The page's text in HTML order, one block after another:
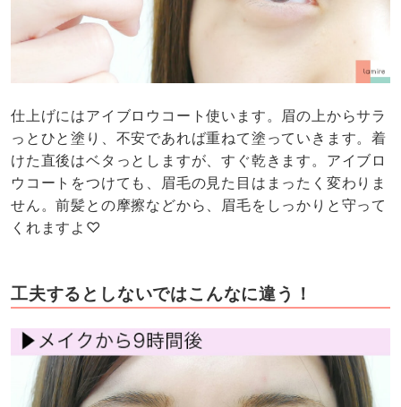
仕上げにはアイブロウコート使います。眉の上からサラ
っとひと塗り、不安であれば重ねて塗っていきます。着
けた直後はベタっとしますが、すぐ乾きます。アイブロ
ウコートをつけても、眉毛の見た目はまったく変わりま
せん。前髪との摩擦などから、眉毛をしっかりと守って
くれますよ♡
工夫するとしないではこんなに違う！